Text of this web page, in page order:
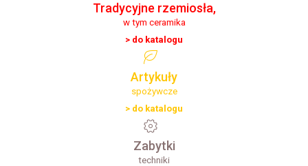
Tradycyjne rzemiosła,
w tym ceramika
> do katalogu
Artykuły
spożywcze
> do katalogu
Zabytki
techniki